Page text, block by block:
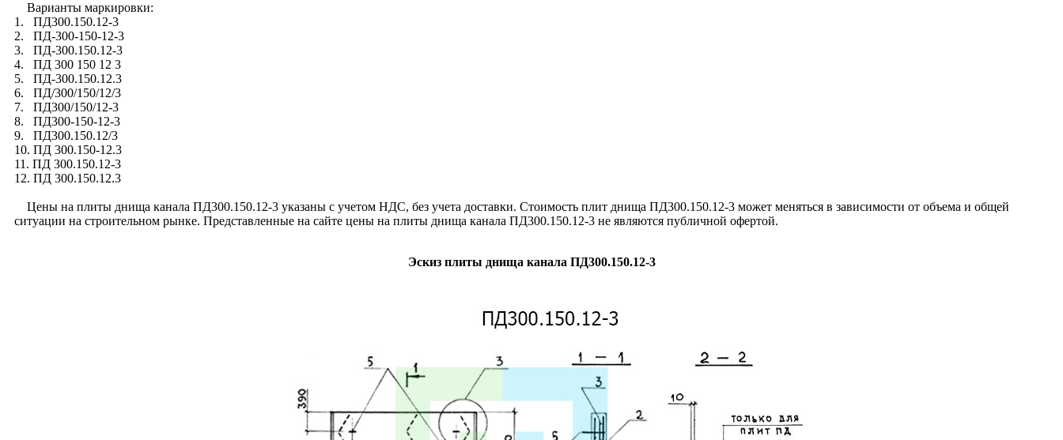
Варианты маркировки:
1. ПД300.150.12-3
2. ПД-300-150-12-3
3. ПД-300.150.12-3
4. ПД 300 150 12 3
5. ПД-300.150.12.3
6. ПД/300/150/12/3
7. ПД300/150/12-3
8. ПД300-150-12-3
9. ПД300.150.12/3
10. ПД 300.150-12.3
11. ПД 300.150.12-3
12. ПД 300.150.12.3
Цены на плиты днища канала ПД300.150.12-3 указаны с учетом НДС, без учета доставки. Стоимость плит днища ПД300.150.12-3 может меняться в зависимости от объема и общей
ситуации на строительном рынке. Представленные на сайте цены на плиты днища канала ПД300.150.12-3 не являются публичной офертой.
Эскиз плиты днища канала ПД300.150.12-3